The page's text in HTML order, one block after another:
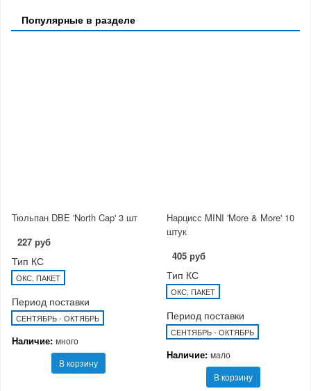
Популярные в разделе
Тюльпан DBE 'North Cap' 3 шт
227 руб
Тип КС
ОКС, ПАКЕТ
Период поставки
СЕНТЯБРЬ - ОКТЯБРЬ
Наличие: много
В корзину
Нарцисс MINI 'More & More' 10
штук
405 руб
Тип КС
ОКС, ПАКЕТ
Период поставки
СЕНТЯБРЬ - ОКТЯБРЬ
Наличие: мало
В корзину